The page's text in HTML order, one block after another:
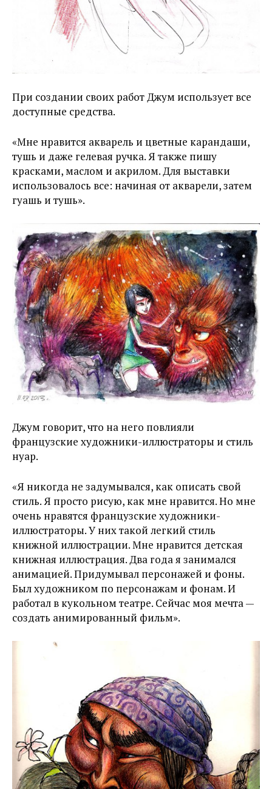
При создании своих работ Джум использует все
доступные средства.
«Мне нравится акварель и цветные карандаши,
тушь и даже гелевая ручка. Я также пишу
красками, маслом и акрилом. Для выставки
использовалось все: начиная от акварели, затем
гуашь и тушь».
Джум говорит, что на него повлияли
французские художники-иллюстраторы и стиль
нуар.
«Я никогда не задумывался, как описать свой
стиль. Я просто рисую, как мне нравится. Но мне
очень нравятся французские художники-
иллюстраторы. У них такой легкий стиль
книжной иллюстрации. Мне нравится детская
книжная иллюстрация. Два года я занимался
анимацией. Придумывал персонажей и фоны.
Был художником по персонажам и фонам. И
работал в кукольном театре. Сейчас моя мечта —
создать анимированный фильм».